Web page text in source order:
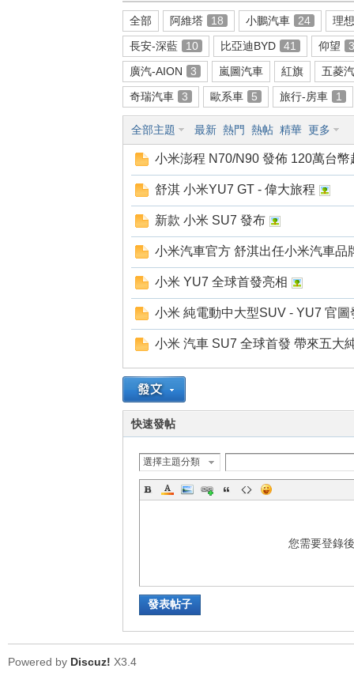
全部 阿維塔 18 小鵬汽車 24
理
長安-深藍
10 比亞迪BYD 41 仰望
3
廣汽-AION
3 嵐圖汽車 紅旗
五菱
奇瑞汽車
3 歐系車 5 旅行-房車 1
全部主題 最新 熱門 熱帖 精華 更多
小米澎程 N70/N90 發佈 120萬台幣
舒淇 小米YU7 GT - 偉大旅程
新款 小米 SU7 發布
小米汽車官方 舒淇出任小米汽車品
小米 YU7 全球首發亮相
小米 純電動中大型SUV - YU7 官圖
小米 汽車 SU7 全球首發 帶來五大
快速發帖
選擇主題分類
您需要登錄
發表帖子
Powered by Discuz! X3.4